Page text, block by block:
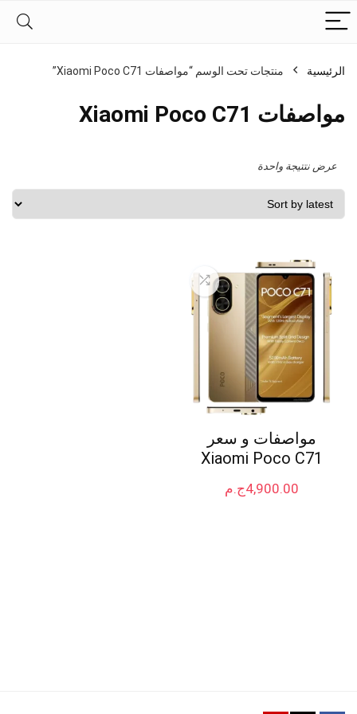
الرئيسية منتجات تحت الوسم “مواصفات Xiaomi Poco C71”
مواصفات Xiaomi Poco C71
عرض نتتيجة واحدة
مواصفات و سعر
Xiaomi Poco C71
ج.م4,900.00